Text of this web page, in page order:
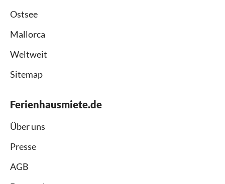
Ostsee
Mallorca
Weltweit
Sitemap
Ferienhausmiete.de
Über uns
Presse
AGB